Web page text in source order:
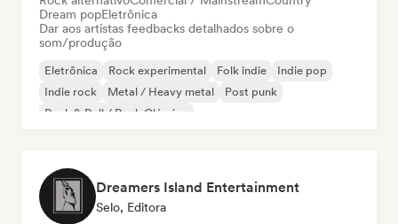
Dream popEletrônica
Dar aos artistas feedbacks detalhados sobre o
som/produção
Eletrônica Rock experimental Folk indie
Indie pop
Indie rock
Metal / Heavy metal
Post punk
Rock & Roll / Rock Clássico
Dreamers Island Entertainment
Selo, Editora